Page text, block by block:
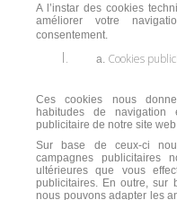
A l’instar des cookies
améliorer votre
consentement.
Cookies
Ces cookies nous
habitudes de navigation
publicitaire de notre site
Sur base de ceux-ci
campagnes publicitaires
ultérieures que vous
publicitaires. En outre, sur
nous pouvons adapter les